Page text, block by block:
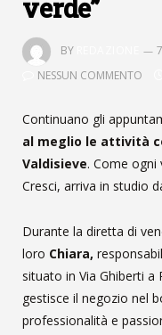
verde”
BY
NESSUN COMMENTO
Continuano gli
al meglio le attività
Valdisieve. Come ogni
Cresci, arriva in studio
Durante la diretta di
loro Chiara,
situato in Via Ghiberti a
gestisce il negozio nel
professionalità e